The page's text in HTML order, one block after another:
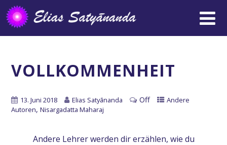
VOLLKOMMENHEIT
13. Juni 2018 Elias Satyānanda Off
Andere
Autoren, Nisargadatta Maharaj
Andere Lehrer werden dir erzählen, wie du